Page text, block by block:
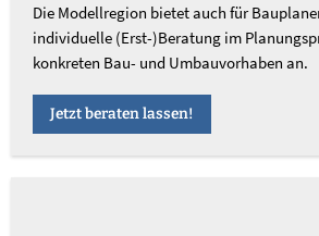
Die Modellregion bietet auch für
individuelle (Erst-)Beratung im
konkreten Bau- und Umbauvorhaben an.
Jetzt beraten lassen!